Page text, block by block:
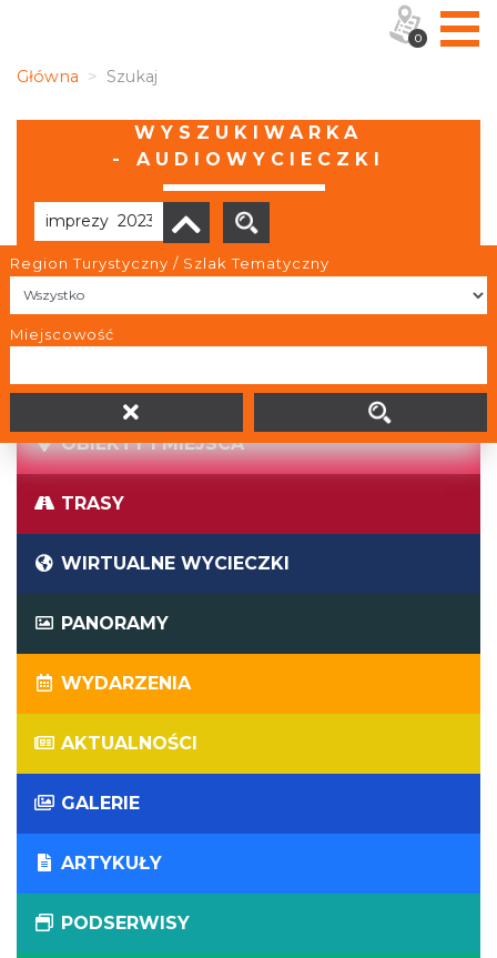
Główna Szukaj
WYSZUKIWARKA
- AUDIOWYCIECZKI
Region Turystyczny / Szlak Tematyczny
MiejscowośćBrak wyników
OBIEKTY I MIEJSCA
TRASY
WIRTUALNE WYCIECZKI
PANORAMY
WYDARZENIA
AKTUALNOŚCI
GALERIE
ARTYKUŁY
PODSERWISY
0